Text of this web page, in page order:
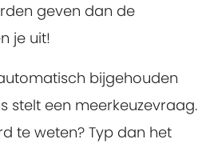
geven dan de
je uit!
bijgehouden
stelt een meerkeuzevraag.
te weten? Typ dan het